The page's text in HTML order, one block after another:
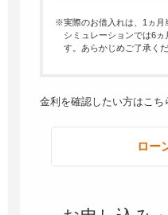
※実際のお借入れは、1ヵ月
シミュレーションでは6
す。あらかじめご了承くだ
金利を確認したい方はこち
ロー